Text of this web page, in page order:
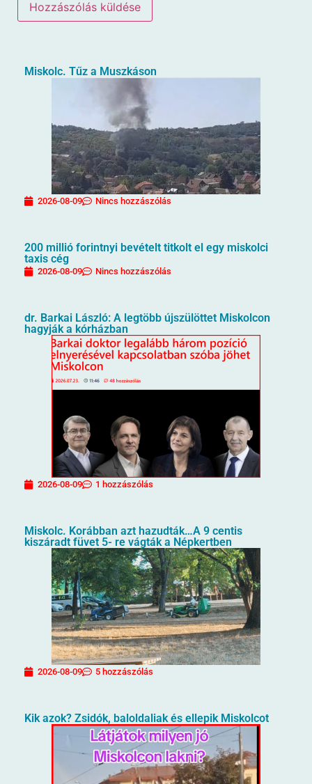
Miskolc. Tűz a Muszkáson
2026-08-09 Nincs hozzászólás
200 millió forintnyi bevételt titkolt el egy miskolci
taxis cég
2026-08-09 Nincs hozzászólás
dr. Barkai László: A legtöbb újszülöttet Miskolcon
hagyják a kórházban
2026-08-09 1 hozzászólás
Miskolc. Korábban azt hazudták…A 9 centis
kiszáradt füvet 5- re vágták a Népkertben
2026-08-09 5 hozzászólás
Kik azok? Zsidók, baloldaliak és ellepik Miskolcot